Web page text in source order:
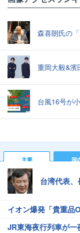
森喜朗氏の
重岡大毅&濱
台風16号が
主要 国
台湾代表
イオン爆発「貴重品
JR東海夜行列車が一